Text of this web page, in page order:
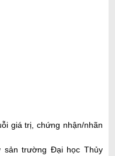
giá trị, chứng nhận/nhãn
sản trường Đại học Thủy